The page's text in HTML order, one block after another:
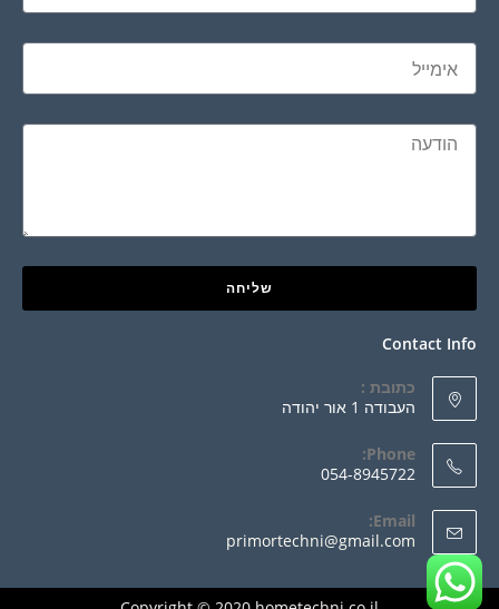
שליחה
Contact Info
כתובת :
העבודה 1 אור יהודה
Phone:
054-8945722
Email:
primortechni@gmail.com